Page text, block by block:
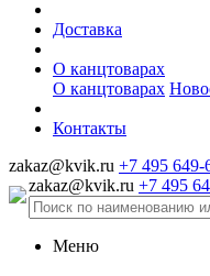
Доставка
О канцтоварах
О канцтоварах
Контакты
zakaz@kvik.ru +7 495 649-
zakaz@kvik.ru +7 495
Меню